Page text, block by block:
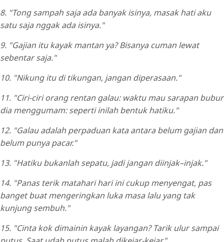
8. "Tong sampah saja ada banyak isinya, masak hati aku
satu saja nggak ada isinya."
9. "Gajian itu kayak mantan ya? Bisanya cuman lewat
sebentar saja."
10. "Nikung itu di tikungan, jangan diperasaan."
11. "Ciri-ciri orang rentan galau: waktu mau sarapan bubur
dia menggumam: seperti inilah bentuk hatiku."
12. "Galau adalah perpaduan kata antara belum gajian dan
belum punya pacar."
13. "Hatiku bukanlah sepatu, jadi jangan diinjak–injak."
14. "Panas terik matahari hari ini cukup menyengat, pas
banget buat mengeringkan luka masa lalu yang tak
kunjung sembuh."
15. "Cinta kok dimainin kayak layangan? Tarik ulur sampai